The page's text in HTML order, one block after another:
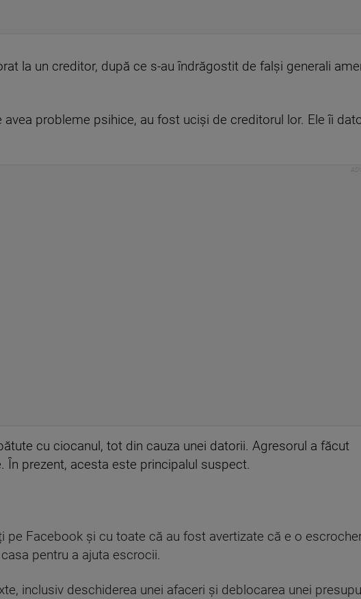
la un creditor, după ce s-au îndrăgostit de falși generali
probleme psihice, au fost uciși de creditorul lor. Ele îi
cu ciocanul, tot din cauza unei datorii. Agresorul a făcut
În prezent, acesta este principalul suspect.
Facebook și cu toate că au fost avertizate că e o
pentru a ajuta escrocii.
inclusiv deschiderea unei afaceri și deblocarea unei